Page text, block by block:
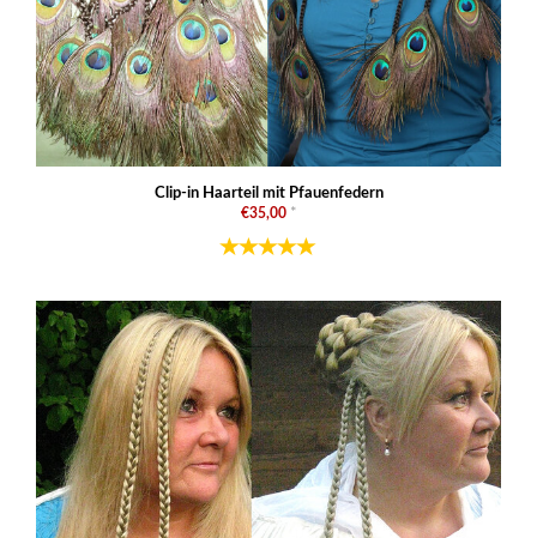
Clip-in Haarteil mit Pfauenfedern
€35,00 *